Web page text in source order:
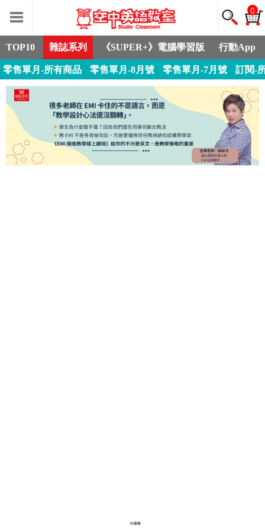
0
TOP10 雜誌系列 《SUPER+》電腦學習版 行動App
零售單月-所有商品 零售單月-8月號 零售單月-7月號 訂閱-